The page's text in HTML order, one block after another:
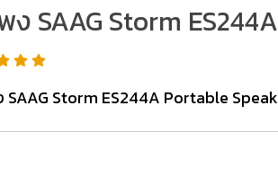
ง SAAG Storm
SAAG Storm ES244A Portable